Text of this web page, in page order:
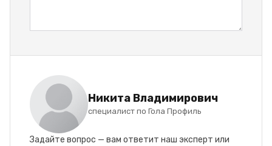
Никита Владимирович
специалист по Гола Профиль
Задайте вопрос — вам ответит наш эксперт или